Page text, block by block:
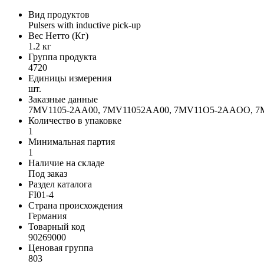
Вид продуктов
Pulsers with inductive pick-up
Вес Нетто (Кг)
1.2 кг
Группа продукта
4720
Единицы измерения
шт.
Заказные данные
7MV1105-2AA00, 7MV11052AA00, 7MV11O5-2AAOO,
Количество в упаковке
1
Минимальная партия
1
Наличие на складе
Под заказ
Раздел каталога
FI01-4
Страна происхождения
Германия
Товарный код
90269000
Ценовая группа
803